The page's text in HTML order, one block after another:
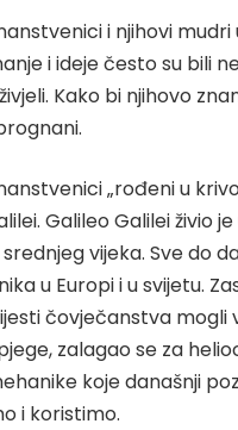
i njihovi
i ideje često su bili
Kako bi njihovo
„rođeni u
Galileo Galilei živio
vijeka. Sve do
u Europi i u svijetu.
čovječanstva mogli
zalagao se za
koje današnji
i koristimo.